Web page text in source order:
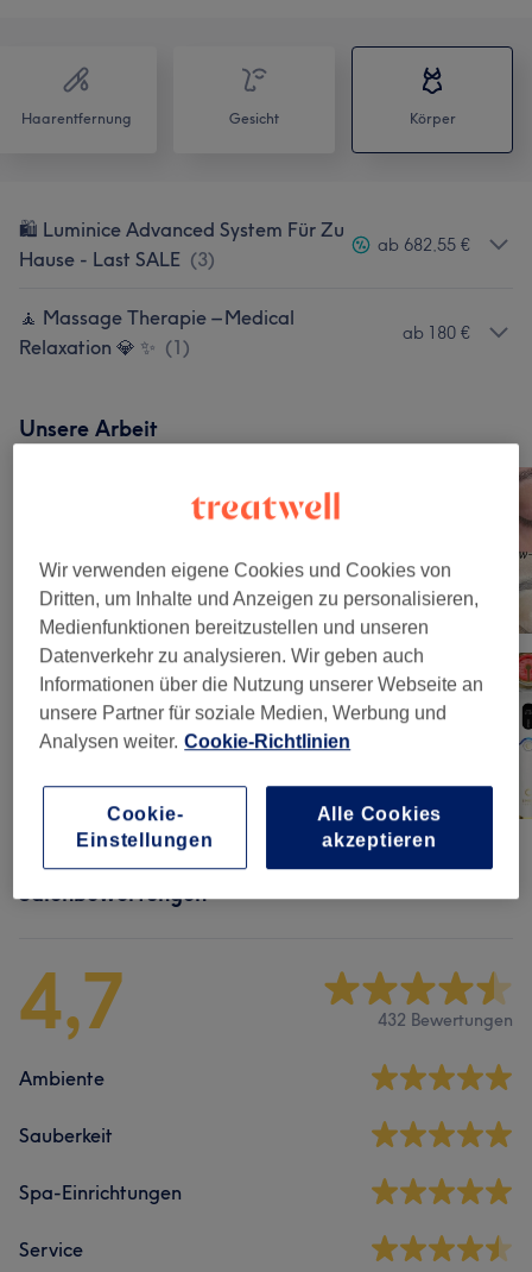
Haarentfernung Gesicht Körper
🛍️ Luminice Advanced System Für Zu
Hause - Last SALE (3)
ab 682,55 €
🧘 Massage Therapie – Medical
Relaxation 💎 ✨ (1)
ab 180 €
Unsere Arbeit
Salonbewertungen
4,7 432 Bewertungen
Ambiente
Sauberkeit
Spa-Einrichtungen
Service
Wir verwenden eigene Cookies und Cookies von
Dritten, um Inhalte und Anzeigen zu personalisieren,
Medienfunktionen bereitzustellen und unseren
Datenverkehr zu analysieren. Wir geben auch
Informationen über die Nutzung unserer Webseite an
unsere Partner für soziale Medien, Werbung und
Analysen weiter. Cookie-Richtlinien
Cookie-
Einstellungen
Alle Cookies
akzeptieren